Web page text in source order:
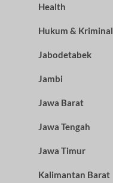
Health
Hukum & Kriminal
Jabodetabek
Jambi
Jawa Barat
Jawa Tengah
Jawa Timur
Kalimantan Barat